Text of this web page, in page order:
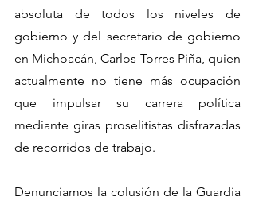
absoluta de todos los niveles de
gobierno y del secretario de gobierno
en Michoacán, Carlos Torres Piña, quien
actualmente no tiene más ocupación
que impulsar su carrera política
mediante giras proselitistas disfrazadas
de recorridos de trabajo.
Denunciamos la colusión de la Guardia